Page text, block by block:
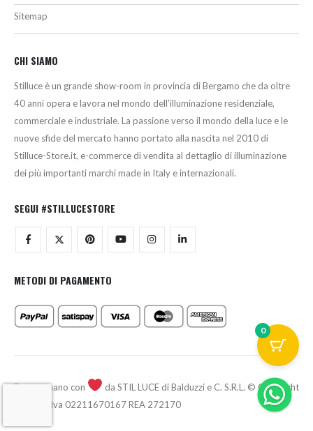
Sitemap
CHI SIAMO
Stilluce è un grande show-room in provincia di Bergamo che da oltre
40 anni opera e lavora nel mondo dell’illuminazione residenziale,
commerciale e industriale. La passione verso il mondo della luce e le
nuove sfide del mercato hanno portato alla nascita nel 2010 di
Stilluce-Store.it, e-commerce di vendita al dettaglio di illuminazione
dei più importanti marchi made in Italy e internazionali.
SEGUI #STILLUCESTORE
METODI DI PAGAMENTO
Fatto a mano con
da STIL LUCE di Balduzzi e C. S.R.L. © Copyright
2026 - P.Iva 02211670167 REA 272170
0